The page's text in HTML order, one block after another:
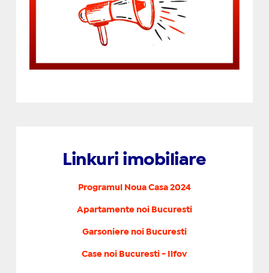
Linkuri imobiliare
Programul Noua Casa 2024
Apartamente noi Bucuresti
Garsoniere noi Bucuresti
Case noi Bucuresti - Ilfov